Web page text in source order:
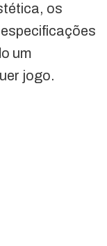
os
um
jogo.